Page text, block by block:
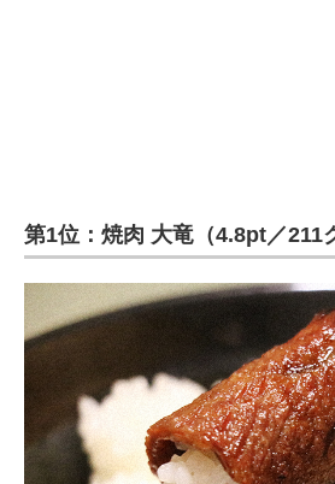
第1位：焼肉 大竜（4.8pt／211